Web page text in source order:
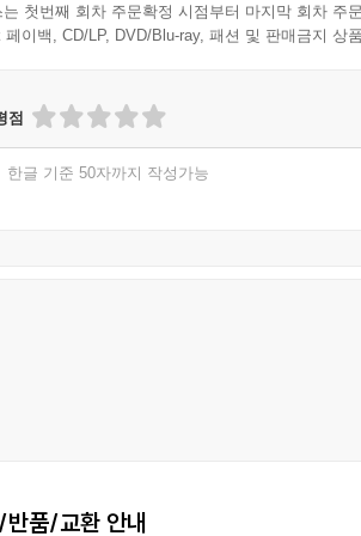
는 첫번째 회차 주문확정 시점부터 마지막 회차 주
페이백, CD/LP, DVD/Blu-ray, 패션 및 판매금지 상
점
한글 기준 50자까지 작성가능
반품/교환 안내